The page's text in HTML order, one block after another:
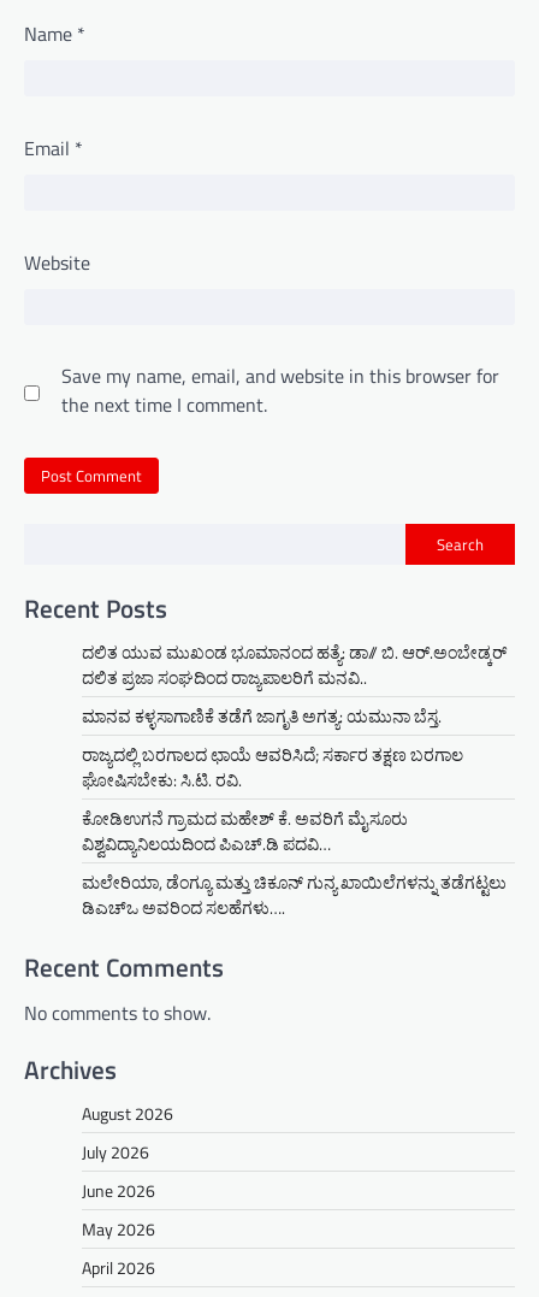
Name *
Email *
Website
Save my name, email, and website in this browser for
the next time I comment.
Search
Recent Posts
ದಲಿತ ಯುವ ಮುಖಂಡ ಭೂಮಾನಂದ ಹತ್ಯೆ: ಡಾ// ಬಿ. ಆರ್.ಅಂಬೇಡ್ಕರ್
ದಲಿತ ಪ್ರಜಾ ಸಂಘದಿಂದ ರಾಜ್ಯಪಾಲರಿಗೆ ಮನವಿ..
ಮಾನವ ಕಳ್ಳಸಾಗಾಣಿಕೆ ತಡೆಗೆ ಜಾಗೃತಿ ಅಗತ್ಯ: ಯಮುನಾ ಬೆಸ್ತ.
ರಾಜ್ಯದಲ್ಲಿ ಬರಗಾಲದ ಛಾಯೆ ಆವರಿಸಿದೆ; ಸರ್ಕಾರ ತಕ್ಷಣ ಬರಗಾಲ
ಘೋಷಿಸಬೇಕು: ಸಿ.ಟಿ. ರವಿ.
ಕೋಡಿಉಗನೆ ಗ್ರಾಮದ ಮಹೇಶ್ ಕೆ. ಅವರಿಗೆ ಮೈಸೂರು
ವಿಶ್ವವಿದ್ಯಾನಿಲಯದಿಂದ ಪಿಎಚ್.ಡಿ ಪದವಿ…
ಮಲೇರಿಯಾ, ಡೆಂಗ್ಯೂ ಮತ್ತು ಚಿಕೂನ್ ಗುನ್ಯ ಖಾಯಿಲೆಗಳನ್ನು ತಡೆಗಟ್ಟಲು
ಡಿಎಚ್‌ಒ ಅವರಿಂದ ಸಲಹೆಗಳು….
Recent Comments
No comments to show.
Archives
August 2026
July 2026
June 2026
May 2026
April 2026